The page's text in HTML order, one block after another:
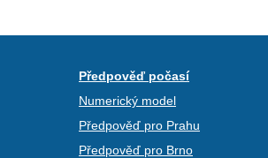
Předpověď počasí
Numerický model
Předpověď pro Prahu
Předpověď pro Brno